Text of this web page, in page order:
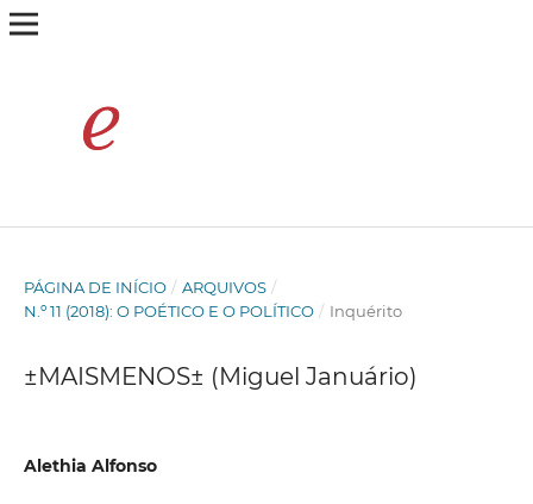
PÁGINA DE INÍCIO / ARQUIVOS /
N.º 11 (2018): O POÉTICO E O POLÍTICO / Inquérito
±MAISMENOS± (Miguel Januário)
Alethia Alfonso